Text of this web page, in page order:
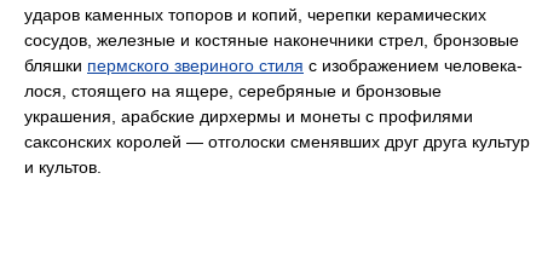
ударов каменных топоров и копий, черепки керамических
сосудов, железные и костяные наконечники стрел, бронзовые
бляшки пермского звериного стиля с изображением человека-
лося, стоящего на ящере, серебряные и бронзовые
украшения, арабские дирхермы и монеты с профилями
саксонских королей — отголоски сменявших друг друга культур
и культов.